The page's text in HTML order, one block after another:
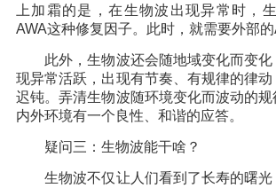
上加霜的是，在生物波出现异常时，
AWA这种修复因子。此时，就需要外部
此外，生物波还会随地域变化而变化
现异常活跃，出现有节奏、有规律的律
迟钝。弄清生物波随环境变化而波动的
内外环境有一个良性、和谐的应答。
疑问三：生物波能干啥？
生物波不仅让人们看到了长寿的曙光